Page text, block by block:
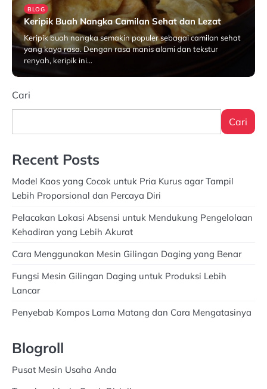
BLOG
Keripik Buah Nangka Camilan Sehat dan Lezat
Keripik buah nangka semakin populer sebagai camilan sehat
yang kaya rasa. Dengan rasa manis alami dan tekstur
renyah, keripik ini…
November 13, 2024
Cari
Cari
Recent Posts
Model Kaos yang Cocok untuk Pria Kurus agar Tampil
Lebih Proporsional dan Percaya Diri
Pelacakan Lokasi Absensi untuk Mendukung Pengelolaan
Kehadiran yang Lebih Akurat
Cara Menggunakan Mesin Gilingan Daging yang Benar
Fungsi Mesin Gilingan Daging untuk Produksi Lebih
Lancar
Penyebab Kompos Lama Matang dan Cara Mengatasinya
Blogroll
Pusat Mesin Usaha Anda